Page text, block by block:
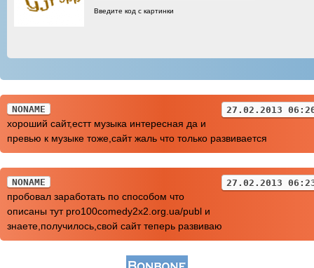
Введите код с картинки
NONAME 27.02.2013
хороший сайт,естт музыка интересная да и
превью к музыке тоже,сайт жаль что только развивается
NONAME 27.02.2013
пробовал заработать по способом что
описаны тут pro100comedy2x2.org.ua/publ и
знаете,получилось,свой сайт теперь развиваю